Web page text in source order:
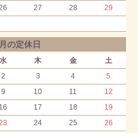
27 28
29
の定休日
水 木 金
土
2 3 4
5
9 10 11
12
16 17 18
19
24 25
26